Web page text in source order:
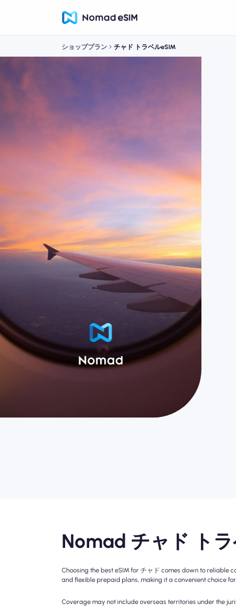
ショッププラン チャド トラベルeSIM
Nomad チャド ト
Choosing the best eSIM for チャド comes down to
and flexible prepaid plans, making it a convenient choice
Coverage may not include overseas territories under the